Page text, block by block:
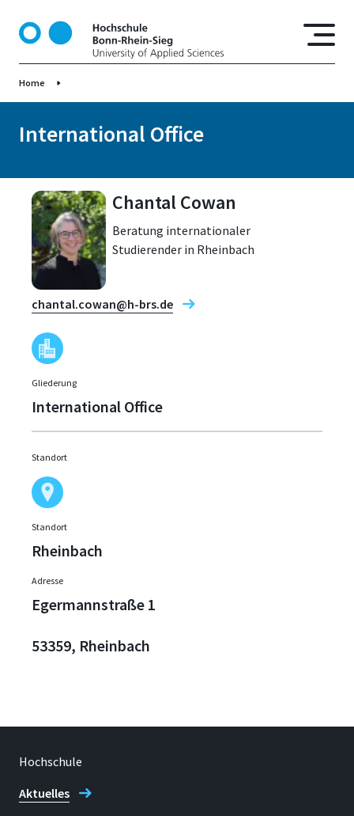
t
I
Home
International Office
Chantal Cowan
Beratung internationaler
Studierender in Rheinbach
chantal.cowan@h-brs.de
Gliederung
International Office
Standort
Standort
Rheinbach
Adresse
Egermannstraße 1
53359, Rheinbach
Hochschule
Aktuelles